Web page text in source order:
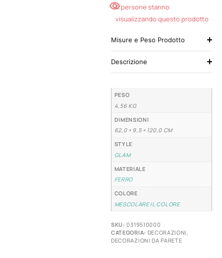
4 persone stanno
visualizzando questo prodotto
Misure e Peso Prodotto
Descrizione
PESO
4,56 KG
DIMENSIONI
62,0 × 9,5 × 120,0 CM
STYLE
GLAM
MATERIALE
FERRO
COLORE
MESCOLARE IL COLORE
SKU:0319510000
CATEGORIA: DECORAZIONI
DECORAZIONI DA PARETE